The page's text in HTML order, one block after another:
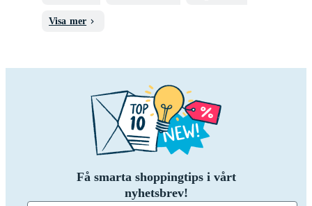
Visa mer
Få smarta shoppingtips i vårt
nyhetsbrev!